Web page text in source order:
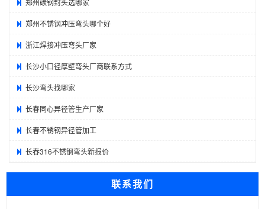
郑州不锈钢冲压弯头哪个好
浙江焊接冲压弯头厂家
长沙小口径厚壁弯头厂商联系方式
长沙弯头找哪家
长春同心异径管生产厂家
长春不锈钢异径管加工
长春316不锈钢弯头新报价
联系我们